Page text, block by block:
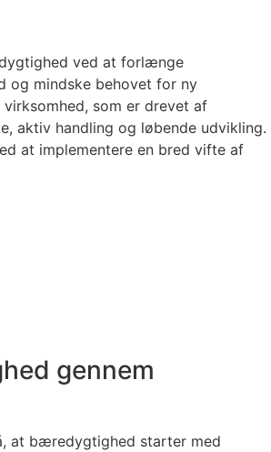
ved at forlænge
og mindske behovet for ny
virksomhed, som er drevet af
aktiv handling og løbende udvikling.
at implementere en bred vifte af
gennem
at bæredygtighed starter med